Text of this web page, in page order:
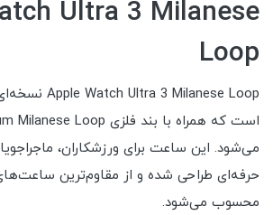
Ultra 3 Milanese
Loop
می‌شود. این ساعت برای ورزشکاران،
حرفه‌ای طراحی شده و از مقاوم‌ترین
محسوب می‌شود.